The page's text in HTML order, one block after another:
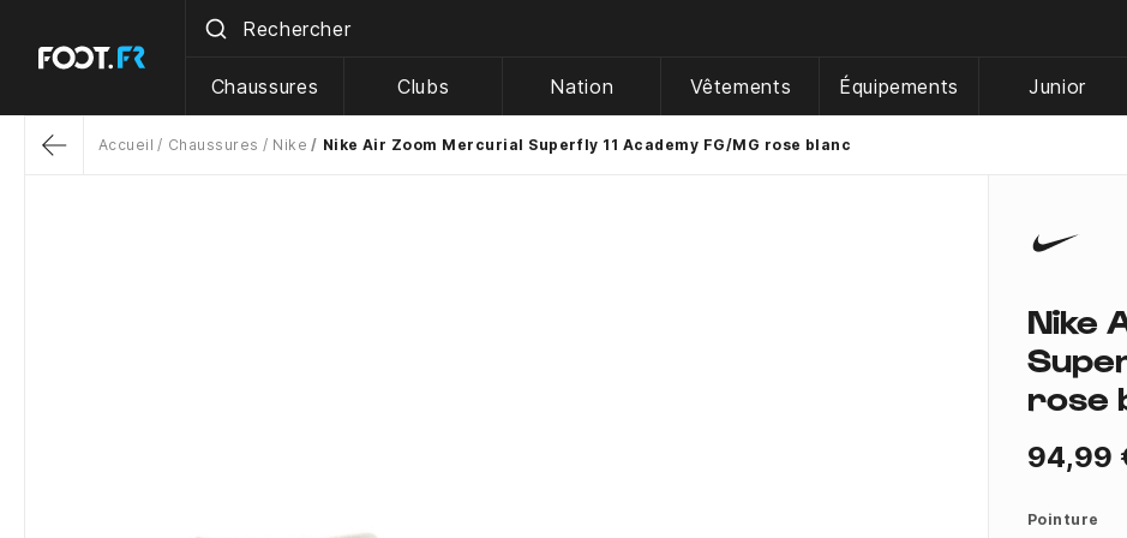
Chaussures Clubs Nation Vêtements Équipements Junior
Accueil Chaussures Nike Nike Air Zoom Mercurial Superfly 11 Academy FG/MG rose blanc
Nike
rose
94,99
Pointure